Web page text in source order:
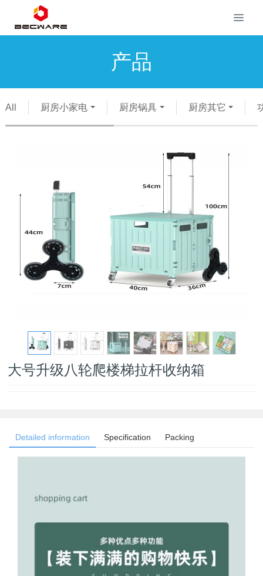
产品
All 厨房小家电 厨房锅具 厨房其它
大号升级八轮爬楼梯拉杆收纳箱
Detailed information Specification Packing